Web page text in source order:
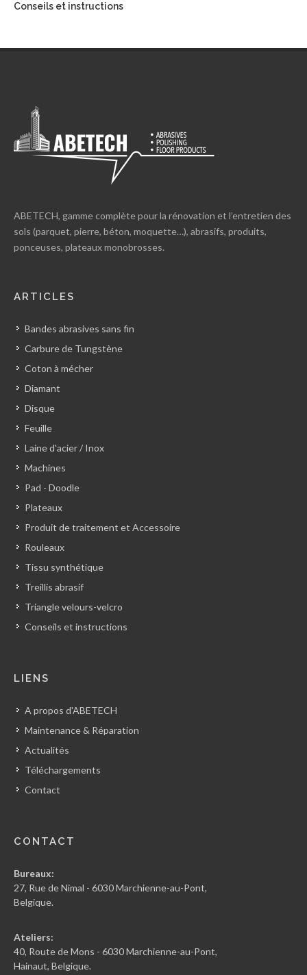
Conseils et instructions
ABETECH, gamme complète pour la rénovation et l’entretien des
sols (parquet, pierre, béton, moquette…), abrasifs, produits,
ponceuses, plateaux monobrosses.
ARTICLES
Bandes abrasives sans fin
Carbure de Tungstène
Coton à mécher
Diamant
Disque
Feuille
Laine d'acier / Inox
Machines
Pad - Doodle
Plateaux
Produit de traitement et Accessoire
Rouleaux
Tissu synthétique
Treillis abrasif
Triangle velours-velcro
Conseils et instructions
LIENS
A propos d'ABETECH
Maintenance & Réparation
Actualités
Téléchargements
Contact
CONTACT
Bureaux:
27, Rue de Nimal - 6030 Marchienne-au-Pont,
Belgique.
Ateliers:
40, Route de Mons - 6030 Marchienne-au-Pont,
Hainaut, Belgique.